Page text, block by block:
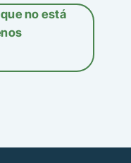
no está